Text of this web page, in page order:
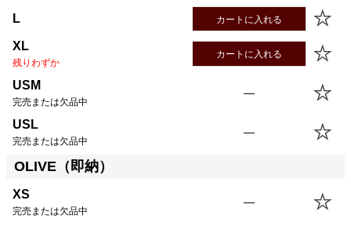
L カートに入れる
XL
残りわずか
カートに入れる
USM
完売または欠品中
—
USL
完売または欠品中
—
OLIVE（即納）
XS
完売または欠品中
—